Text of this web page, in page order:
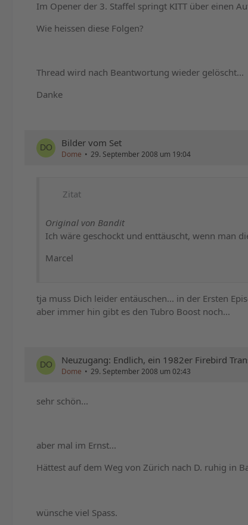
Im Opener der 3. Staffel springt KITT über einen
Wie heissen diese Folgen?
Thread wird nach Beantwortung wieder gelöscht...
Danke
Bilder vom Set
Dome 29. September 2008 um 19:04
Zitat
Original von Bandit
Ich wäre geschockt und enttäuscht, wenn man
Marcel
tja muss Dich leider entäuschen... in der Ersten
aber immer hin gibt es den Tubro Boost noch...
Neuzugang: Endlich, ein 1982er Firebird
Dome 29. September 2008 um 02:43
sehr schön...
aber mal im Ernst...
Hättest auf dem Weg von Zürich nach D. ruhig in
wünsche viel Spass.